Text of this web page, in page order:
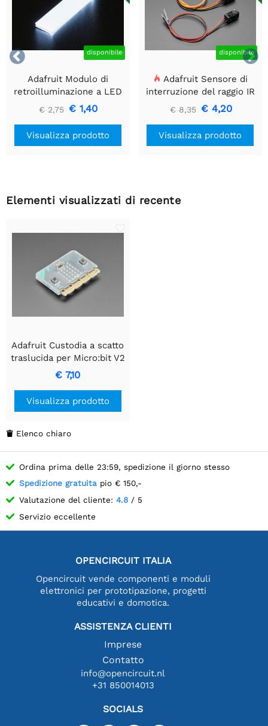

 disponibile
Adafruit Modulo di
retroilluminazione a LED
bianco - Piccolo 12 mm x
40 mm
€ 2,75 € 1,40
Visualizza prodotto
disponibile
Adafruit Sensore di
interruzione del raggio IR
con estremità del
connettore del cavo di alta
qualità - LED da 5 mm
€ 8,35 € 4,20
Visualizza prodotto
Elementi visualizzati di recente
Adafruit Custodia a scatto
traslucida per Micro:bit V2
€ 7,10
Visualizza prodotto
 Elenco chiaro
Ordina prima delle 23:59, spedizione il giorno stesso
Spedizione gratuita pio € 150,-
Valutazione del cliente: 4.8 / 5
Servizio eccellente
OPENCIRCUIT ITALIA
Opencircuit vende componenti e moduli
elettronici per prototipazione, progetti
educativi e domotica.
ASSISTENZA CLIENTI
Imprese
Contatto
info@opencircuit.nl
+31 850014013
SOCIALS